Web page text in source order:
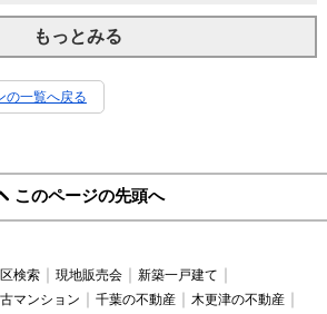
もっとみる
の一覧へ戻る
このページの先頭へ
検索 現地販売会
新築一戸建て
マンション 千葉の不動産
木更津の不動産